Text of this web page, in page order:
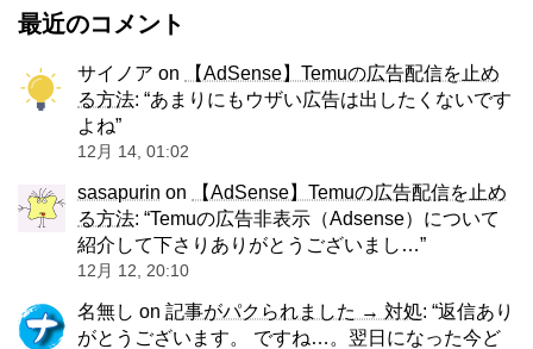
最近のコメント
サイノア on
【AdSense】Temuの広告配信を止め
る方法: “あまりにもウザい広告は出したくないです
よね”
12月 14, 01:02
sasapurin on
【AdSense】Temuの広告配信を止め
る方法: “Temuの広告非表示（Adsense）について
紹介して下さりありがとうございまし… ”
12月 12, 20:10
名無し on 記事がパクられました → 対処: “返信あり
がとうございます。 ですね…。翌日になった今ど